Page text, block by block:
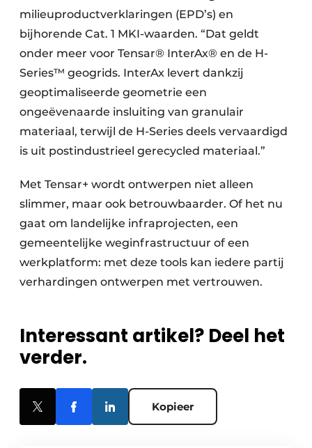
milieuproductverklaringen (EPD’s) en
bijhorende Cat. 1 MKI-waarden. “Dat geldt
onder meer voor Tensar® InterAx® en de H-
Series™ geogrids. InterAx levert dankzij
geoptimaliseerde geometrie een
ongeëvenaarde insluiting van granulair
materiaal, terwijl de H-Series deels vervaardigd
is uit postindustrieel gerecycled materiaal.”
Met Tensar+ wordt ontwerpen niet alleen
slimmer, maar ook betrouwbaarder. Of het nu
gaat om landelijke infraprojecten, een
gemeentelijke weginfrastructuur of een
werkplatform: met deze tools kan iedere partij
verhardingen ontwerpen met vertrouwen.
Interessant artikel? Deel het
verder.
Kopieer